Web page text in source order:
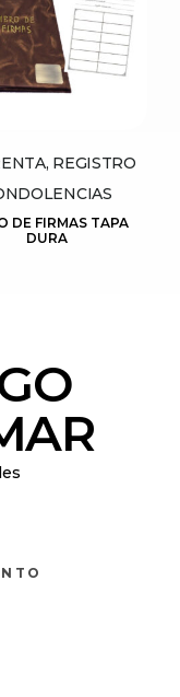
REGISTRO
DE FIRMAS TAPA
DURA